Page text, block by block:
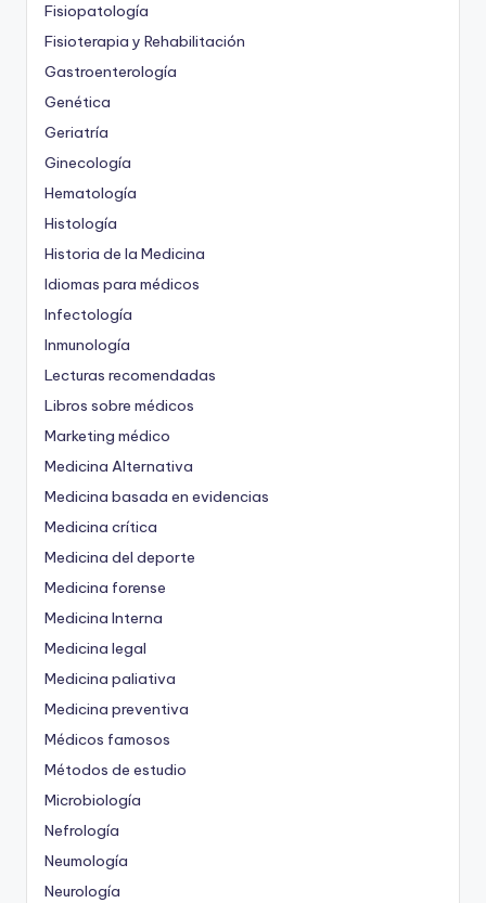
Fisiopatología
Fisioterapia y Rehabilitación
Gastroenterología
Genética
Geriatría
Ginecología
Hematología
Histología
Historia de la Medicina
Idiomas para médicos
Infectología
Inmunología
Lecturas recomendadas
Libros sobre médicos
Marketing médico
Medicina Alternativa
Medicina basada en evidencias
Medicina crítica
Medicina del deporte
Medicina forense
Medicina Interna
Medicina legal
Medicina paliativa
Medicina preventiva
Médicos famosos
Métodos de estudio
Microbiología
Nefrología
Neumología
Neurología